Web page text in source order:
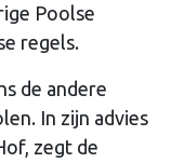
Poolse
regels.
de andere
In zijn advies
zegt de